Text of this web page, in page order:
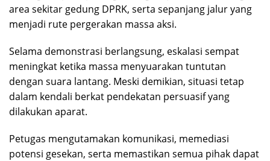
area sekitar gedung DPRK, serta sepanjang jalur yang
menjadi rute pergerakan massa aksi.
Selama demonstrasi berlangsung, eskalasi sempat
meningkat ketika massa menyuarakan tuntutan
dengan suara lantang. Meski demikian, situasi tetap
dalam kendali berkat pendekatan persuasif yang
dilakukan aparat.
Petugas mengutamakan komunikasi, memediasi
potensi gesekan, serta memastikan semua pihak dapat